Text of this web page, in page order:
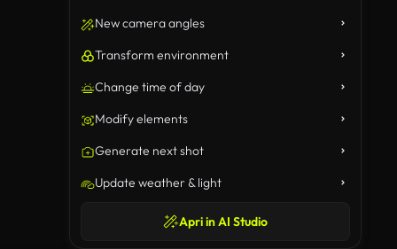
New camera angles
Transform environment
Change time of day
Modify elements
Generate next shot
Update weather & light
Apri in AI Studio